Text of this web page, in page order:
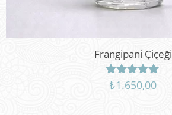
Frangipani Çiçeği
5 üzerinden
₺1.650,00